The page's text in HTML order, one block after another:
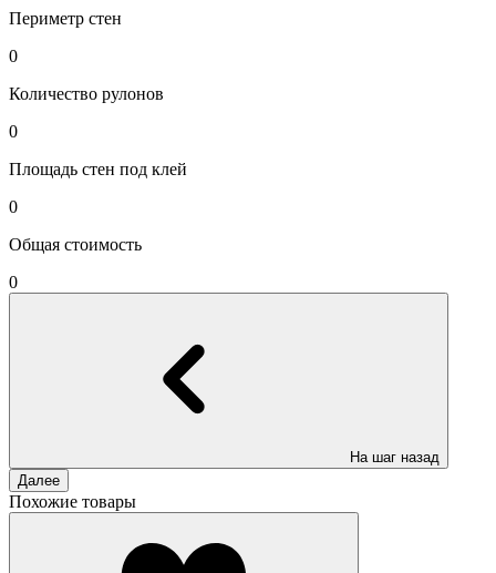
Периметр стен
0
Количество рулонов
0
Площадь стен под клей
0
Общая стоимость
0
На шаг назад
Далее
Похожие товары